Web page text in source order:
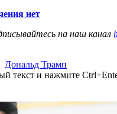
нет
на наш канал
Дональд Трамп
текст и нажмите